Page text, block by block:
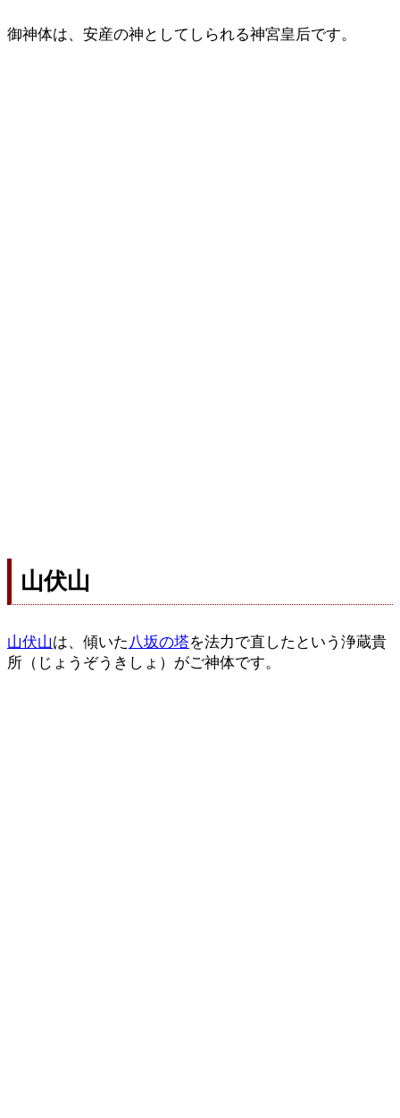
御神体は、安産の神としてしられる神宮皇后です。
山伏山
山伏山は、傾いた 八坂の塔を法力で直したという浄蔵貴
所（じょうぞうきしょ）がご神体です。